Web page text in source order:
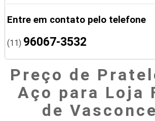
Entre em contato pelo telefone
(11) 96067-3532
Preço de
Aço para Loja
de